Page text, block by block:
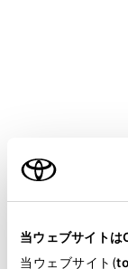
当ウェブサイトは
当ウェブサイト(
メニュー